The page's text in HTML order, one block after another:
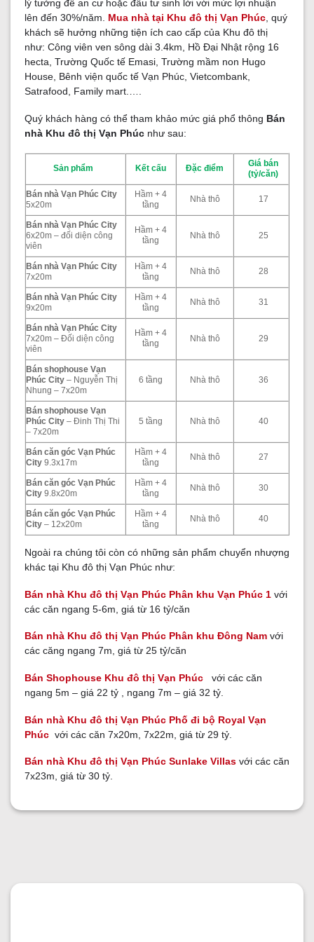
lý tưởng để an cư hoặc đầu tư sinh lời với mức lợi nhuận
lên đến 30%/năm. Mua nhà tại Khu đô thị Vạn Phúc, quý
khách sẽ hưởng những tiện ích cao cấp của Khu đô thị
như: Công viên ven sông dài 3.4km, Hồ Đại Nhật rộng 16
hecta, Trường Quốc tế Emasi, Trường mầm non Hugo
House, Bênh viện quốc tế Vạn Phúc, Vietcombank,
Satrafood, Family mart.….
Quý khách hàng có thể tham khảo mức giá phổ thông Bán
nhà Khu đô thị Vạn Phúc như sau:
Sản phẩm Kết cấu Đặc điểm
Giá bán
(tỷ/căn)
Bán nhà Vạn Phúc City
5x20m
Hầm + 4
tầng
Nhà thô 17
Bán nhà Vạn Phúc City
6x20m – đối diện công
viên
Hầm + 4
tầng
Nhà thô 25
Bán nhà Vạn Phúc City
7x20m
Hầm + 4
tầng
Nhà thô 28
Bán nhà Vạn Phúc City
9x20m
Hầm + 4
tầng
Nhà thô 31
Bán nhà Vạn Phúc City
7x20m – Đối diện công
viên
Hầm + 4
tầng
Nhà thô 29
Bán shophouse Vạn
Phúc City – Nguyễn Thị
Nhung – 7x20m
6 tầng Nhà thô 36
Bán shophouse Vạn
Phúc City – Đinh Thị Thi
– 7x20m
5 tầng Nhà thô 40
Bán căn góc Vạn Phúc
City 9.3x17m
Hầm + 4
tầng
Nhà thô 27
Bán căn góc Vạn Phúc
City 9.8x20m
Hầm + 4
tầng
Nhà thô 30
Bán căn góc Vạn Phúc
City – 12x20m
Hầm + 4
tầng
Nhà thô 40
Ngoài ra chúng tôi còn có những sản phẩm chuyển nhượng
khác tại Khu đô thị Vạn Phúc như:
Bán nhà Khu đô thị Vạn Phúc Phân khu Vạn Phúc 1 với
các căn ngang 5-6m, giá từ 16 tỷ/căn
Bán nhà Khu đô thị Vạn Phúc Phân khu Đông Nam với
các căng ngang 7m, giá từ 25 tỷ/căn
Bán Shophouse Khu đô thị Vạn Phúc với các căn
ngang 5m – giá 22 tỷ , ngang 7m – giá 32 tỷ.
Bán nhà Khu đô thị Vạn Phúc Phố đi bộ Royal Vạn
Phúc với các căn 7x20m, 7x22m, giá từ 29 tỷ.
Bán nhà Khu đô thị Vạn Phúc Sunlake Villas với các căn
7x23m, giá từ 30 tỷ.
GỬI YÊU CẦU